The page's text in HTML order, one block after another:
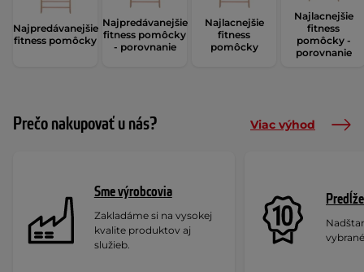
Najpredávanejšie
fitness pomôcky
Najpredávanejšie
fitness pomôcky
- porovnanie
Najlacnejšie
fitness
pomôcky
Najlacnejšie
fitness
pomôcky -
porovnanie
Prečo nakupovať u nás? Viac výhod
Sme výrobcovia
Zakladáme si na vysokej
kvalite produktov aj
služieb.